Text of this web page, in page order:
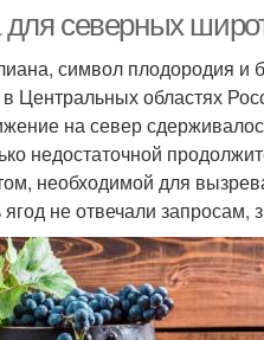
северных
символ плодородия и
областях
на север
недостаточной
необходимой для
ягод не отвечали